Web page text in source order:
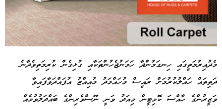
Advertisement
މެދުއިރުމަތީގައި ހިނގަމުންދާ ހަމަނުޖެހުންތަކާއި ގުޅިގެން ކުރިމަތިވެދާނެ
ދަތިތައް ހައްލުކުރުމަށް ރައީސް މުހައްމަދު މުއިއްޒު އުފައްދަވާފައިވާ
ވަޒީރުންގެ ހާއްސަ ކޮމިޓީން މިއަދު ވަނީ ނޫސްވެރިންގެ ބައްދަލުވުމެއް